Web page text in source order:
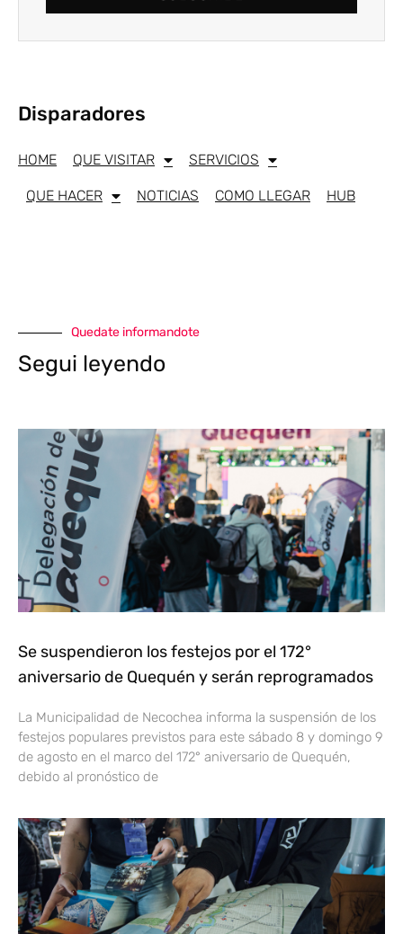
Disparadores
HOME QUE VISITAR SERVICIOS
QUE HACER NOTICIAS COMO LLEGAR HUB
Quedate informandote
Segui leyendo
Se suspendieron los festejos por el 172°
aniversario de Quequén y serán reprogramados
La Municipalidad de Necochea informa la suspensión de los
festejos populares previstos para este sábado 8 y domingo 9
de agosto en el marco del 172° aniversario de Quequén,
debido al pronóstico de